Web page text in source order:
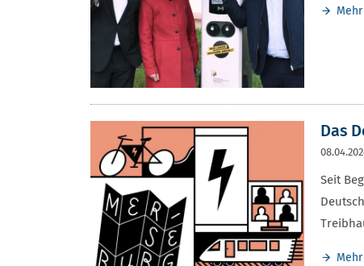
Mehr
Das
Seit
Mehr